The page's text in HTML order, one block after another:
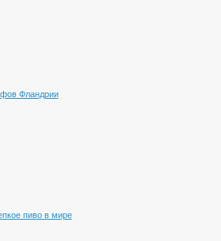
Фландрии
пиво в мире